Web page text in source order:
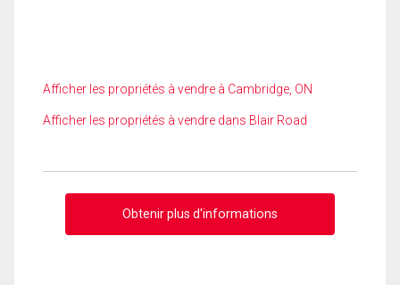
Afficher les propriétés à vendre à Cambridge, ON
Afficher les propriétés à vendre dans Blair Road
Obtenir plus d'informations